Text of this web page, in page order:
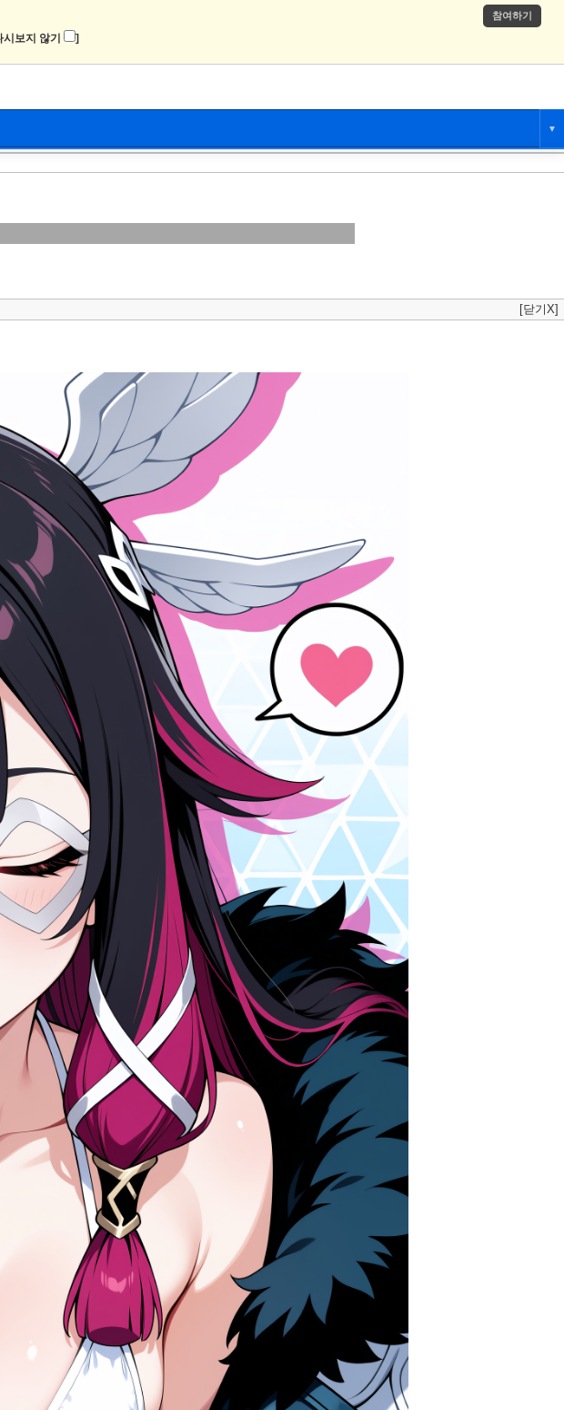
참여하기
시보지 않기 ]
▼
[닫기X]